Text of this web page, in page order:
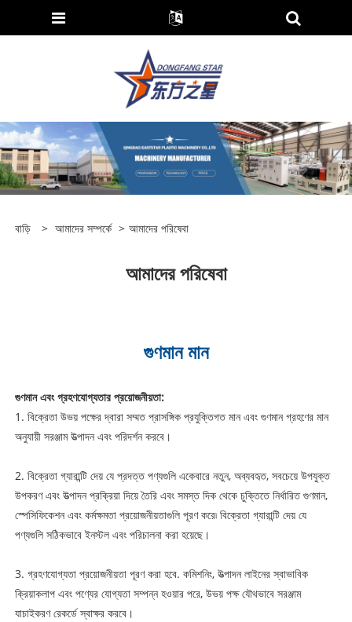
বাড়ি > আমাদের সম্পর্কে > আমাদের পরিষেবা
আমাদের পরিষেবা
গুণমান মান
গুণমান এবং গ্রহণযোগ্যতার প্রয়োজনীয়তা:
1. বিক্রেতা উভয় পক্ষের দ্বারা সম্মত প্রাসঙ্গিক প্রযুক্তিগত মান এবং গুণমান গ্রহণের মান
অনুযায়ী সরঞ্জাম উত্পাদন এবং পরিদর্শন করবে।
2. বিক্রেতা গ্যারান্টি দেয় যে প্রদত্ত পণ্যগুলি একেবারে নতুন, অব্যবহৃত, সবচেয়ে উপযুক্ত
উপকরণ এবং উত্পাদন প্রক্রিয়া দিয়ে তৈরি এবং সমস্ত দিক থেকে চুক্তিতে নির্ধারিত গুণমান,
স্পেসিফিকেশন এবং কর্মক্ষমতা প্রয়োজনীয়তাগুলি পূরণ করে৷ বিক্রেতা গ্যারান্টি দেয় যে
পণ্যগুলি সঠিকভাবে ইনস্টল এবং পরিচালনা করা হয়েছে।
3. গ্রহণযোগ্যতা প্রয়োজনীয়তা পূরণ করা হবে. কমিশনিং, উত্পাদন লাইনের স্বাভাবিক
ক্রিয়াকলাপ এবং পণ্যের যোগ্যতা সম্পন্ন হওয়ার পরে, উভয় পক্ষ যৌথভাবে সরঞ্জাম
যাচাইকরণ রেকর্ডে স্বাক্ষর করবে।